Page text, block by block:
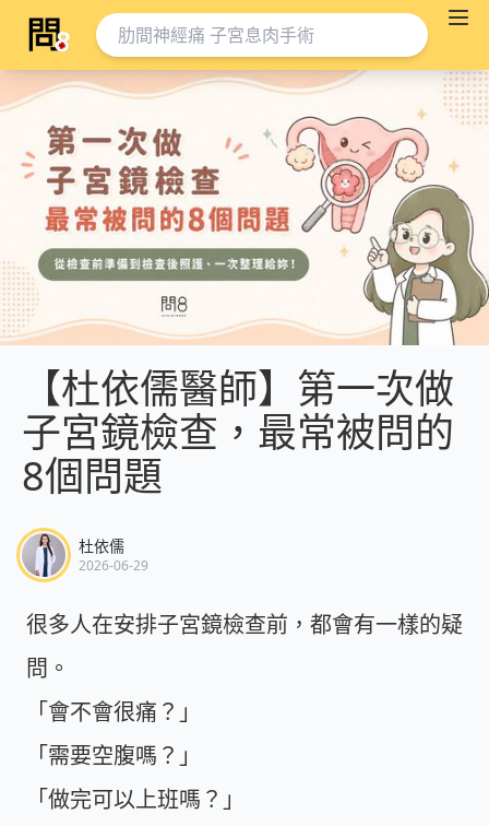
【杜依儒醫師】第一次做
子宮鏡檢查，最常被問的
8個問題
杜依儒
2026-06-29
很多人在安排子宮鏡檢查前，都會有一樣的疑
問。
「會不會很痛？」
「需要空腹嗎？」
「做完可以上班嗎？」